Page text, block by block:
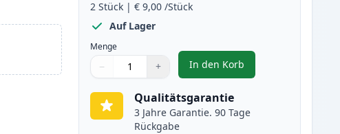
2 Stück |€ 9,00 /Stück
Auf Lager
Menge
Menge
Verwenden Sie die Tasten, um anzupassen
− +
Menge 1
In den Korb
, 2 stück Brother LC223
Qualitätsgarantie
3 Jahre Garantie. 90 Tage
Rückgabe